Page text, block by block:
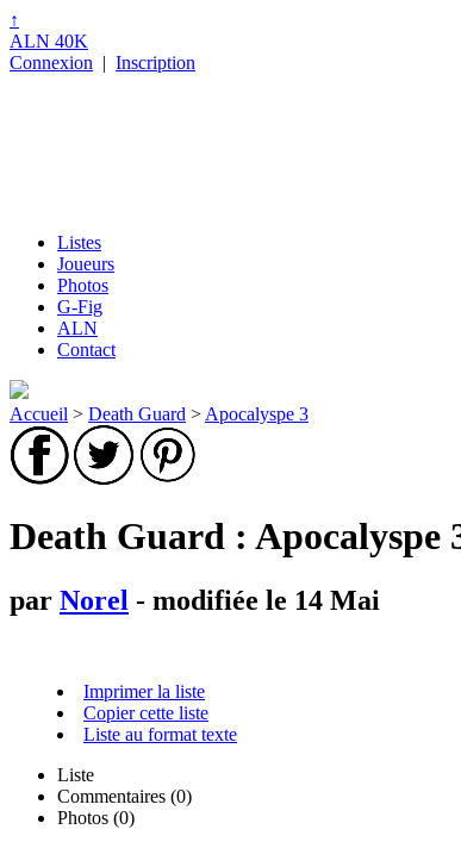
↑
ALN 40K
Connexion | Inscription
Listes
Joueurs
Photos
G-Fig
ALN
Contact
Accueil > Death Guard > Apocalyspe 3
Death Guard : Apocalyspe
par Norel - modifiée le 14 Mai
Imprimer la liste
Copier cette liste
Liste au format texte
Liste
Commentaires (0)
Photos (0)